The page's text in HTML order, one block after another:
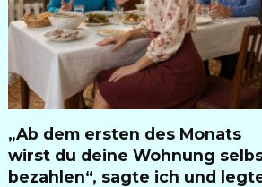
„Ab dem ersten des Monats
wirst du deine Wohnung
bezahlen“, sagte ich und